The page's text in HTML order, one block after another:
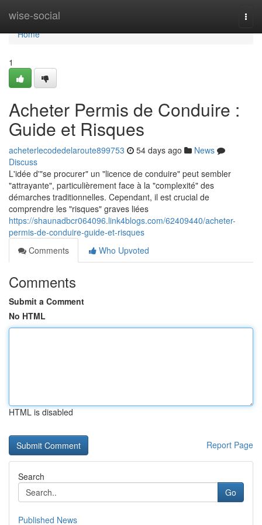
wise-social
Home
Home
1
Acheter Permis de Conduire :
Guide et Risques
acheterlecodedelaroute899753 54 days ago
News
Discuss
L'idée d'"se procurer" un "licence de conduire" peut sembler
"attrayante", particulièrement face à la "complexité" des
démarches traditionnelles. Cependant, il est crucial de
comprendre les "risques" graves liées
https://shaunadbcr064096.link4blogs.com/62409440/acheter-
permis-de-conduire-guide-et-risques
Comments
Who Upvoted
Comments
Submit a Comment
No HTML
HTML is disabled
Report Page
Search
Go
Published News